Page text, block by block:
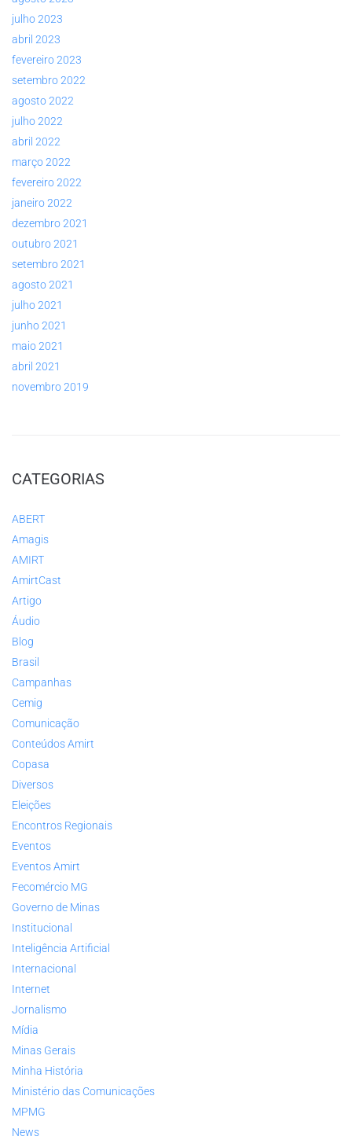
julho 2023
abril 2023
fevereiro 2023
setembro 2022
agosto 2022
julho 2022
abril 2022
março 2022
fevereiro 2022
janeiro 2022
dezembro 2021
outubro 2021
setembro 2021
agosto 2021
julho 2021
junho 2021
maio 2021
abril 2021
novembro 2019
CATEGORIAS
ABERT
Amagis
AMIRT
AmirtCast
Artigo
Áudio
Blog
Brasil
Campanhas
Cemig
Comunicação
Conteúdos Amirt
Copasa
Diversos
Eleições
Encontros Regionais
Eventos
Eventos Amirt
Fecomércio MG
Governo de Minas
Institucional
Inteligência Artificial
Internacional
Internet
Jornalismo
Mídia
Minas Gerais
Minha História
Ministério das Comunicações
MPMG
News